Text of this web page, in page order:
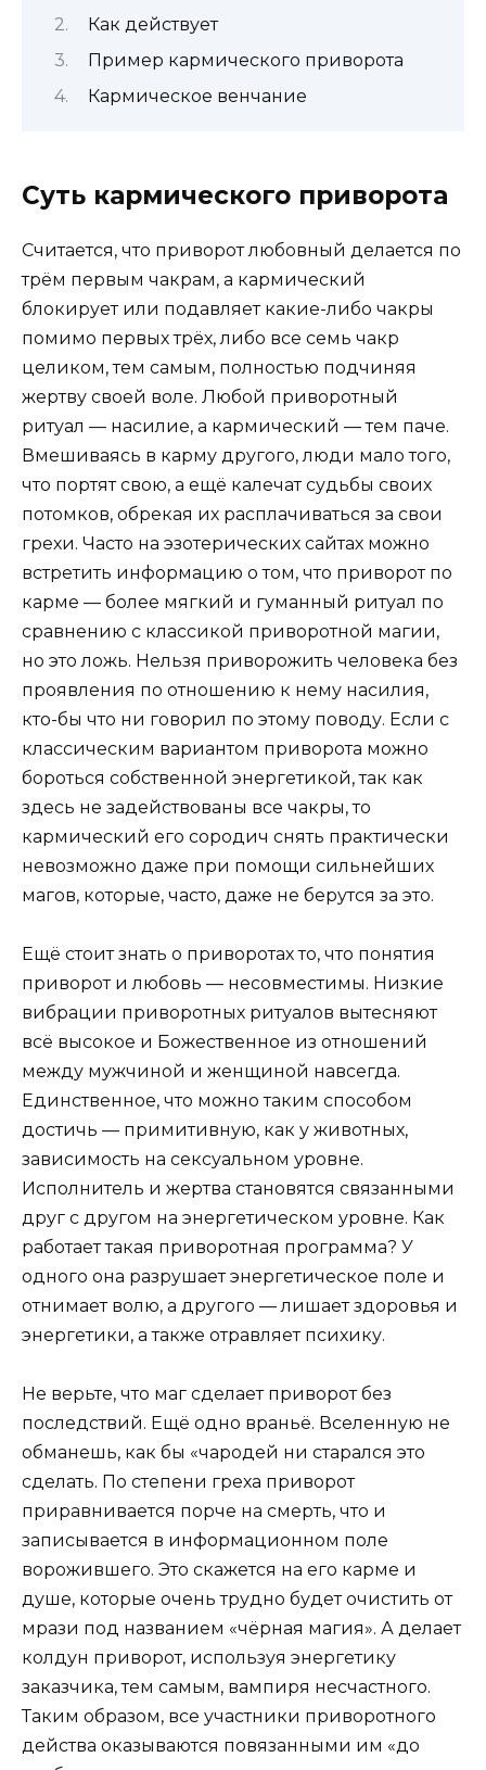
Как действует
Пример кармического приворота
Кармическое венчание
Суть кармического приворота
Считается, что приворот любовный делается по
трём первым чакрам, а кармический
блокирует или подавляет какие-либо чакры
помимо первых трёх, либо все семь чакр
целиком, тем самым, полностью подчиняя
жертву своей воле. Любой приворотный
ритуал — насилие, а кармический — тем паче.
Вмешиваясь в карму другого, люди мало того,
что портят свою, а ещё калечат судьбы своих
потомков, обрекая их расплачиваться за свои
грехи. Часто на эзотерических сайтах можно
встретить информацию о том, что приворот по
карме — более мягкий и гуманный ритуал по
сравнению с классикой приворотной магии,
но это ложь. Нельзя приворожить человека без
проявления по отношению к нему насилия,
кто-бы что ни говорил по этому поводу. Если с
классическим вариантом приворота можно
бороться собственной энергетикой, так как
здесь не задействованы все чакры, то
кармический его сородич снять практически
невозможно даже при помощи сильнейших
магов, которые, часто, даже не берутся за это.
Ещё стоит знать о приворотах то, что понятия
приворот и любовь — несовместимы. Низкие
вибрации приворотных ритуалов вытесняют
всё высокое и Божественное из отношений
между мужчиной и женщиной навсегда.
Единственное, что можно таким способом
достичь — примитивную, как у животных,
зависимость на сексуальном уровне.
Исполнитель и жертва становятся связанными
друг с другом на энергетическом уровне. Как
работает такая приворотная программа? У
одного она разрушает энергетическое поле и
отнимает волю, а другого — лишает здоровья и
энергетики, а также отравляет психику.
Не верьте, что маг сделает приворот без
последствий. Ещё одно враньё. Вселенную не
обманешь, как бы «чародей ни старался это
сделать. По степени греха приворот
приравнивается порче на смерть, что и
записывается в информационном поле
ворожившего. Это скажется на его карме и
душе, которые очень трудно будет очистить от
мрази под названием «чёрная магия». А делает
колдун приворот, используя энергетику
заказчика, тем самым, вампиря несчастного.
Таким образом, все участники приворотного
действа оказываются повязанными им «до